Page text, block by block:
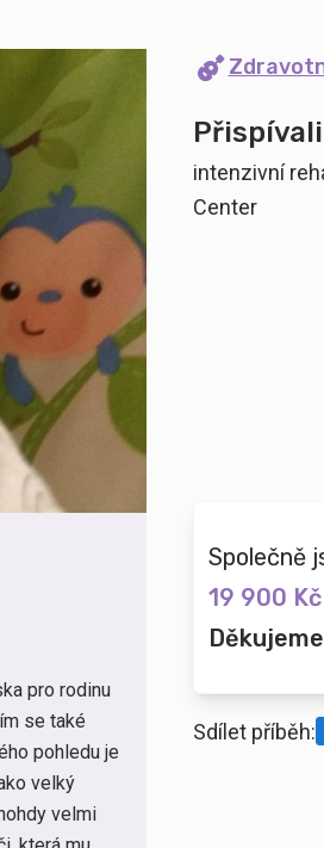
pro rodinu
se také
pohledu je
velký
velmi
intenzivní
Center
Společně
19 900 Kč
Sdílet příběh: